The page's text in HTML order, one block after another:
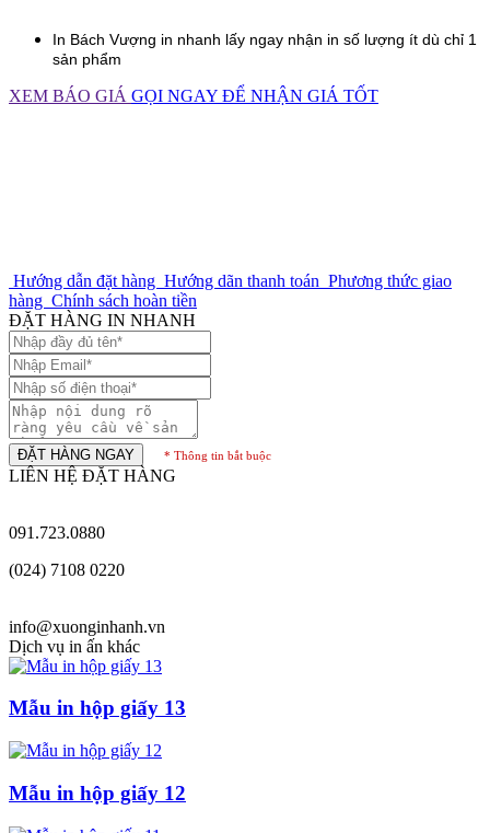
In Bách Vượng in nhanh lấy ngay nhận in số lượng ít dù chỉ 1
sản phẩm
XEM BÁO GIÁ GỌI NGAY ĐỂ NHẬN GIÁ TỐT
Hướng dẫn đặt hàng Hướng dãn thanh toán Phương thức giao
hàng Chính sách hoàn tiền
ĐẶT HÀNG IN NHANH
ĐẶT HÀNG NGAY * Thông tin bắt buộc
LIÊN HỆ ĐẶT HÀNG
091.723.0880
(024) 7108 0220
info@xuonginhanh.vn
Dịch vụ in ấn khác
Mẫu in hộp giấy 13
Mẫu in hộp giấy 12